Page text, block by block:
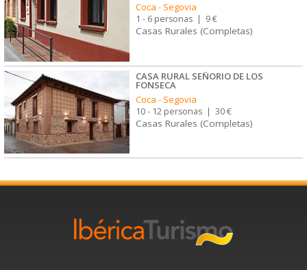
Coca - Segovia
1 - 6 personas | 9 €
Casas Rurales (Completas)
CASA RURAL SEÑORIO DE LOS
FONSECA
Coca - Segovia
10 - 12 personas | 30 €
Casas Rurales (Completas)